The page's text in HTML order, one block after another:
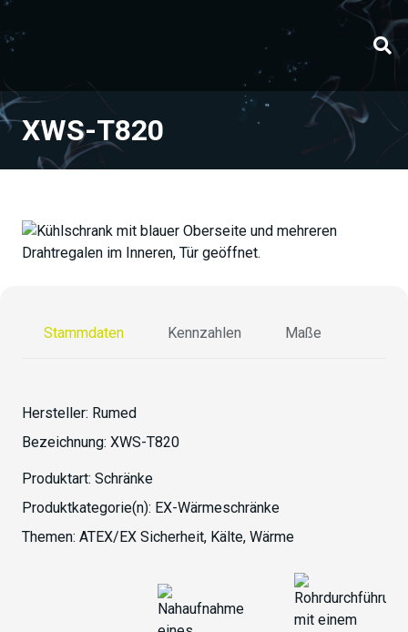
XWS-T820
Stammdaten Kennzahlen Maße
Hersteller: Rumed
Bezeichnung: XWS-T820
Produktart: Schränke
Produktkategorie(n): EX-Wärmeschränke
Themen: ATEX/EX Sicherheit, Kälte, Wärme